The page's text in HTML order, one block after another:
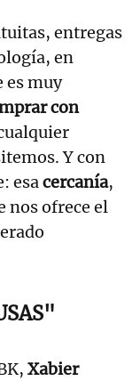
entregas
en
es muy
con
Y con
esacercanía,
nos ofrece el
Xabier